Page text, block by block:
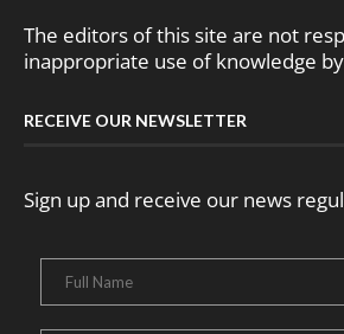
The editors of this site are not
inappropriate use of knowledge
RECEIVE OUR NEWSLETTER
Sign up and receive our news